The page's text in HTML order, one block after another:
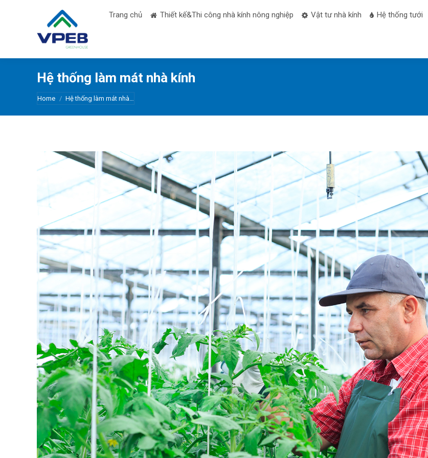
Trang chủ Thiết kế&Thi công nhà kính nông nghiệp Vật tư nhà kính Hệ thống tưới
Hệ thống làm mát nhà kính
You are here:
Home Hệ thống làm mát nhà…